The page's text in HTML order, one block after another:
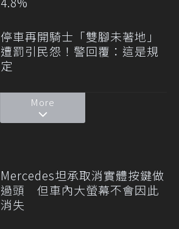
停車再開騎士「雙腳未著地」
遭罰引民怨！警回覆：這是規
定
More
Mercedes坦承取消實體按鍵做
過頭 但車內大螢幕不會因此
消失